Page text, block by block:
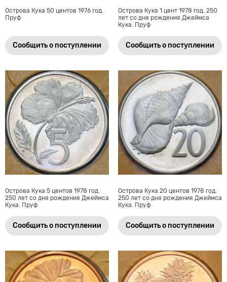
Острова Кука 50 центов 1976 год.
Пруф
Сообщить о поступлении
Острова Кука 1 цент 1978 год. 250
лет со дня рождения Джеймса
Кука. Пруф
Сообщить о поступлении
Острова Кука 5 центов 1978 год.
250 лет со дня рождения Джеймса
Кука. Пруф
Сообщить о поступлении
Острова Кука 20 центов 1978 год.
250 лет со дня рождения Джеймса
Кука. Пруф
Сообщить о поступлении